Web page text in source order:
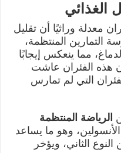
الغذائي
معدلة وراثيًا أن تقليل
التمارين المنتظمة،
مما ينعكس إيجابًا
هذه الفئران عاشت
18% من الفئران التي لم تمارس
الرياضة المنتظمة
وهو ما يساعد
الثاني، ويؤخر